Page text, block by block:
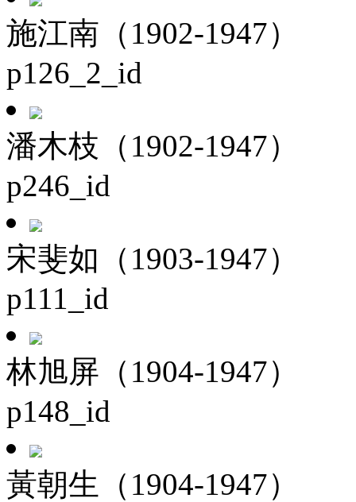
施江南（1902-1947）
p126_2_id
潘木枝（1902-1947）
p246_id
宋斐如（1903-1947）
p111_id
林旭屏（1904-1947）
p148_id
黃朝生（1904-1947）